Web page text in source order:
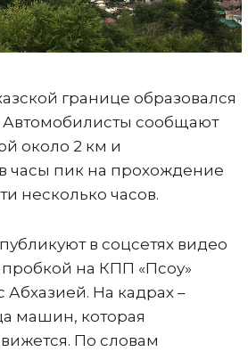
границе образовался
Автомобилисты сообщают
около 2 км и
часы пик на прохождение
несколько часов.
в соцсетях видео
на КПП «Псоу»
На кадрах –
машин, которая
По словам